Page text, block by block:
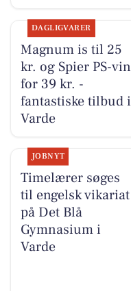
DAGLIGVARER
Magnum is til 25
kr. og Spier PS-vin
for 39 kr. -
fantastiske tilbud i
Varde
JOBNYT
Timelærer søges
til engelsk vikariat
på Det Blå
Gymnasium i
Varde